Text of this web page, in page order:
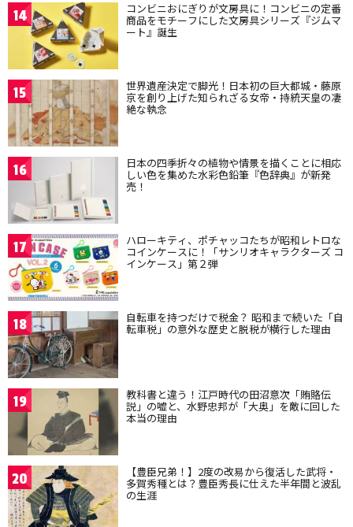
14 コンビニおにぎりが文房具に！コンビニの定番
商品をモチーフにした文房具シリーズ『ジムマ
ート』誕生
15 世界遺産決定で脚光！日本初の巨大都城・藤原
京を創り上げた知られざる女帝・持統天皇の凄
絶な執念
16 日本の四季折々の植物や情景を描くことに相応
しい色を集めた水彩色鉛筆『色辞典』が新発
売！
17 ハローキティ、ポチャッコたちが昭和レトロな
コインケースに！「サンリオキャラクターズ コ
インケース」第２弾
18 自転車を持つだけで税金？ 昭和まで続いた「自
転車税」の意外な歴史と脱税が横行した理由
19 教科書と違う！江戸時代の田沼意次「賄賂伝
説」の嘘と、水野忠邦が「大奥」を敵に回した
本当の理由
20 【豊臣兄弟！】2度の改易から復活した武将・
多賀秀種とは？豊臣秀長に仕えた半年間と波乱
の生涯